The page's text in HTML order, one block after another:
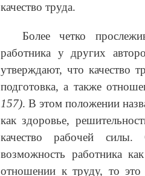
качество труда.
Более четко
работника у других
утверждают, что качество
подготовка, а также
157). В этом положении
как здоровье,
качество рабочей
возможность работника
отношении к труду, то это